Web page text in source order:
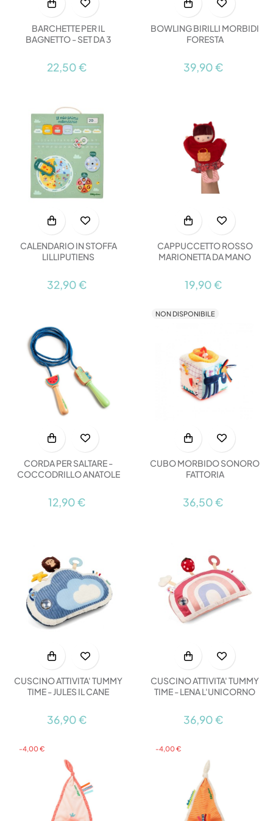
BARCHETTE PER IL
BAGNETTO - SET DA 3
22,50 €
BOWLING BIRILLI MORBIDI
FORESTA
39,90 €
CALENDARIO IN STOFFA
LILLIPUTIENS
32,90 €
CAPPUCCETTO ROSSO
MARIONETTA DA MANO
19,90 €
CORDA PER SALTARE -
COCCODRILLO ANATOLE
12,90 €
NON DISPONIBILE
CUBO MORBIDO SONORO
FATTORIA
36,50 €
CUSCINO ATTIVITA' TUMMY
TIME - JULES IL CANE
36,90 €
CUSCINO ATTIVITA' TUMMY
TIME - LENA L'UNICORNO
36,90 €
-4,00 € -4,00 €